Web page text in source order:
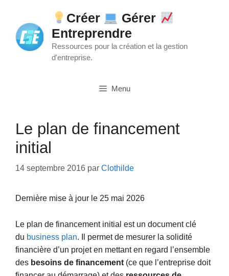
contenu
Créer
Gérer
Entreprendre
Ressources pour la création et la gestion
d'entreprise.
Menu
Le plan de financement
initial
14 septembre 2016 par Clothilde
Dernière mise à jour le 25 mai 2026
Le plan de financement initial est un document clé
du business plan. Il permet de mesurer la solidité
financière d’un projet en mettant en regard l’ensemble
des besoins de financement (ce que l’entreprise doit